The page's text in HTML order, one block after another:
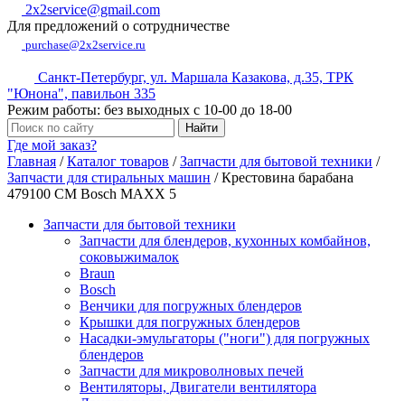
2x2service@gmail.com
Для предложений о сотрудничестве
purchase@2x2service.ru
Санкт-Петербург, ул. Маршала Казакова, д.35, ТРК
"Юнона", павильон 335
Режим работы: без выходных с 10-00 до 18-00
Где мой заказ?
Главная /Каталог товаров /Запчасти для бытовой техники /
Запчасти для стиральных машин /Крестовина барабана
479100 СМ Bosch MAXX 5
Запчасти для бытовой техники
Запчасти для блендеров, кухонных комбайнов,
соковыжималок
Braun
Bosch
Венчики для погружных блендеров
Крышки для погружных блендеров
Насадки-эмульгаторы ("ноги") для погружных
блендеров
Запчасти для микроволновых печей
Вентиляторы, Двигатели вентилятора